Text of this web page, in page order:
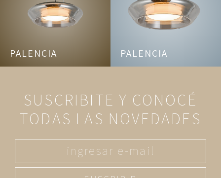
PALENCIA PALENCIA
SUSCRIBITE Y CONOCÉ
TODAS LAS NOVEDADES